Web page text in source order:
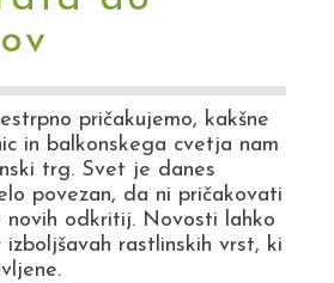
pričakujemo, kakšne
in balkonskega cvetja nam
trg. Svet je danes
povezan, da ni pričakovati
novih odkritij. Novosti lahko
rastlinskih vrst, ki